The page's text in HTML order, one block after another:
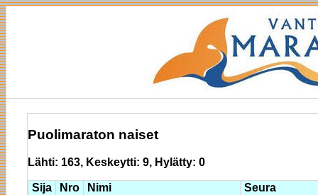
Puolimaraton naiset
Lähti: 163, Keskeytti: 9, Hylätty: 0
Sija Nro Nimi
Seura